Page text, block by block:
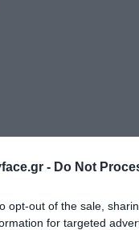
- Do Not
opt-out of the sale,
for targeted
αποσμητικό
έμφαση στη
και το καθιστά